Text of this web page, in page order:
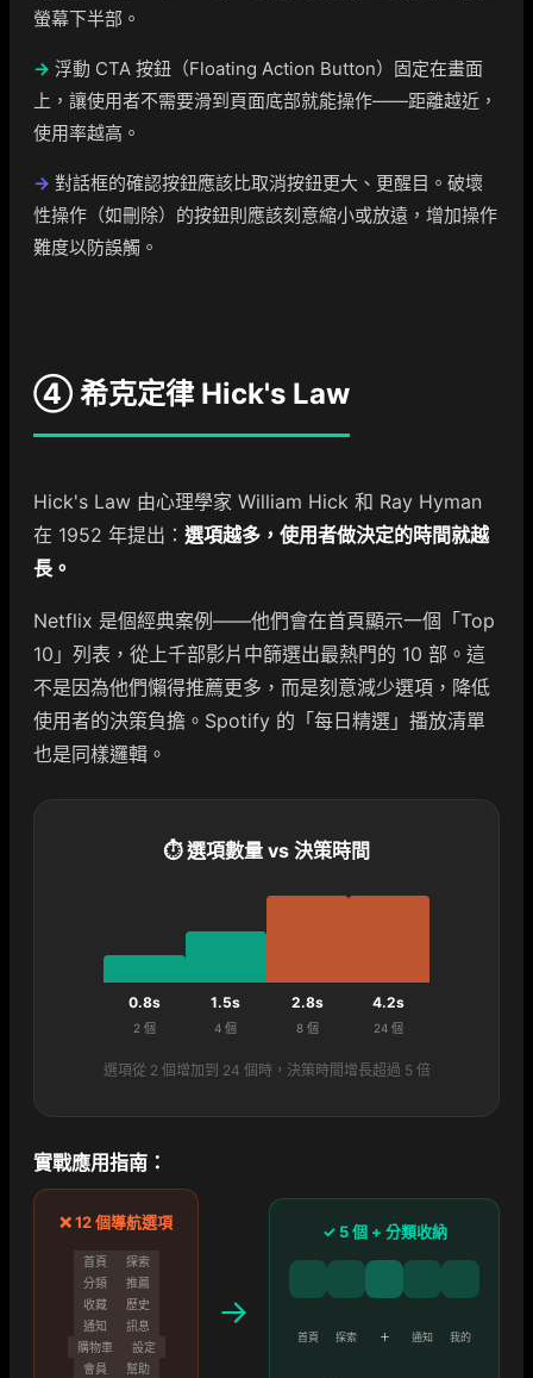
螢幕下半部。
→ 浮動 CTA 按鈕（Floating Action Button）固定在畫面
上，讓使用者不需要滑到頁面底部就能操作——距離越近，
使用率越高。
→ 對話框的確認按鈕應該比取消按鈕更大、更醒目。破壞
性操作（如刪除）的按鈕則應該刻意縮小或放遠，增加操作
難度以防誤觸。
④ 希克定律 Hick's Law
Hick's Law 由心理學家 William Hick 和 Ray Hyman
在 1952 年提出： 選項越多，使用者做決定的時間就越
長。
Netflix 是個經典案例——他們會在首頁顯示一個「Top
10」列表，從上千部影片中篩選出最熱門的 10 部。這
不是因為他們懶得推薦更多，而是刻意減少選項，降低
使用者的決策負擔。Spotify 的「每日精選」播放清單
也是同樣邏輯。
⏱ 選項數量 vs 決策時間
0.8s
2 個
1.5s
4 個
2.8s
8 個
4.2s
24 個
選項從 2 個增加到 24 個時，決策時間增長超過 5 倍
實戰應用指南：
❌ 12 個導航選項
首頁
探索
分類
推薦
收藏
歷史
通知
訊息
購物車
設定
會員
幫助
→
✓ 5 個 + 分類收納
首頁 探索 ＋ 通知 我的